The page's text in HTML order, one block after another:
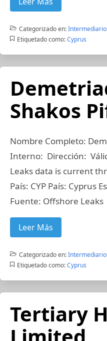
Categorizado en:
Etiquetado como: Cyprus
Shakos
Nombre Completo:
Interno: Dirección:
Leaks data is current
País: CYP País: Cyprus
Fuente: Offshore Leaks
Leer Más
Categorizado en:
Etiquetado como: Cyprus
Tertiary